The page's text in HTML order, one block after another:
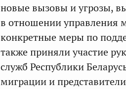
новые вызовы и угрозы,
в отношении управления
конкретные меры по
также приняли участие
служб Республики
миграции и